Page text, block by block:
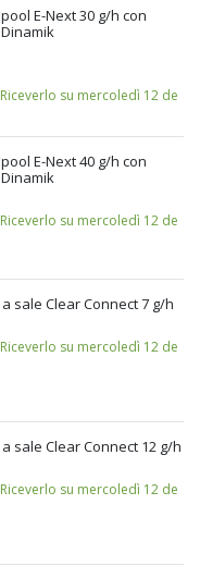
E-Next 30 g/h con
Riceverlo su mercoledì 12 de
E-Next 40 g/h con
Riceverlo su mercoledì 12 de
sale Clear Connect 7 g/h
Riceverlo su mercoledì 12 de
sale Clear Connect 12 g/h
Riceverlo su mercoledì 12 de